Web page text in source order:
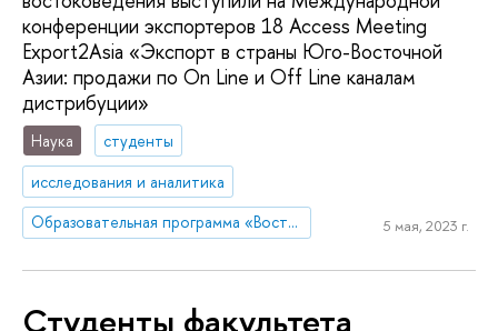
конференции экспортеров 18 Access Meeting
Export2Asia «Экспорт в страны Юго-Восточной
Азии: продажи по On Line и Off Line каналам
дистрибуции»
Наука
студенты
исследования и аналитика
Образовательная программа «Востоковедение»
5 мая, 2023 г.
Студенты факультета